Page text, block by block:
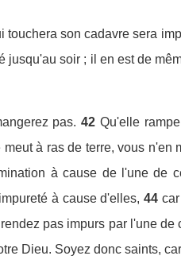
son cadavre sera
jusqu'au soir ; il en est de
pas. 42 Qu'elle
à ras de terre, vous n'en
à cause de l'une de
à cause d'elles, 44
pas impurs par l'une de
Dieu. Soyez donc saints,